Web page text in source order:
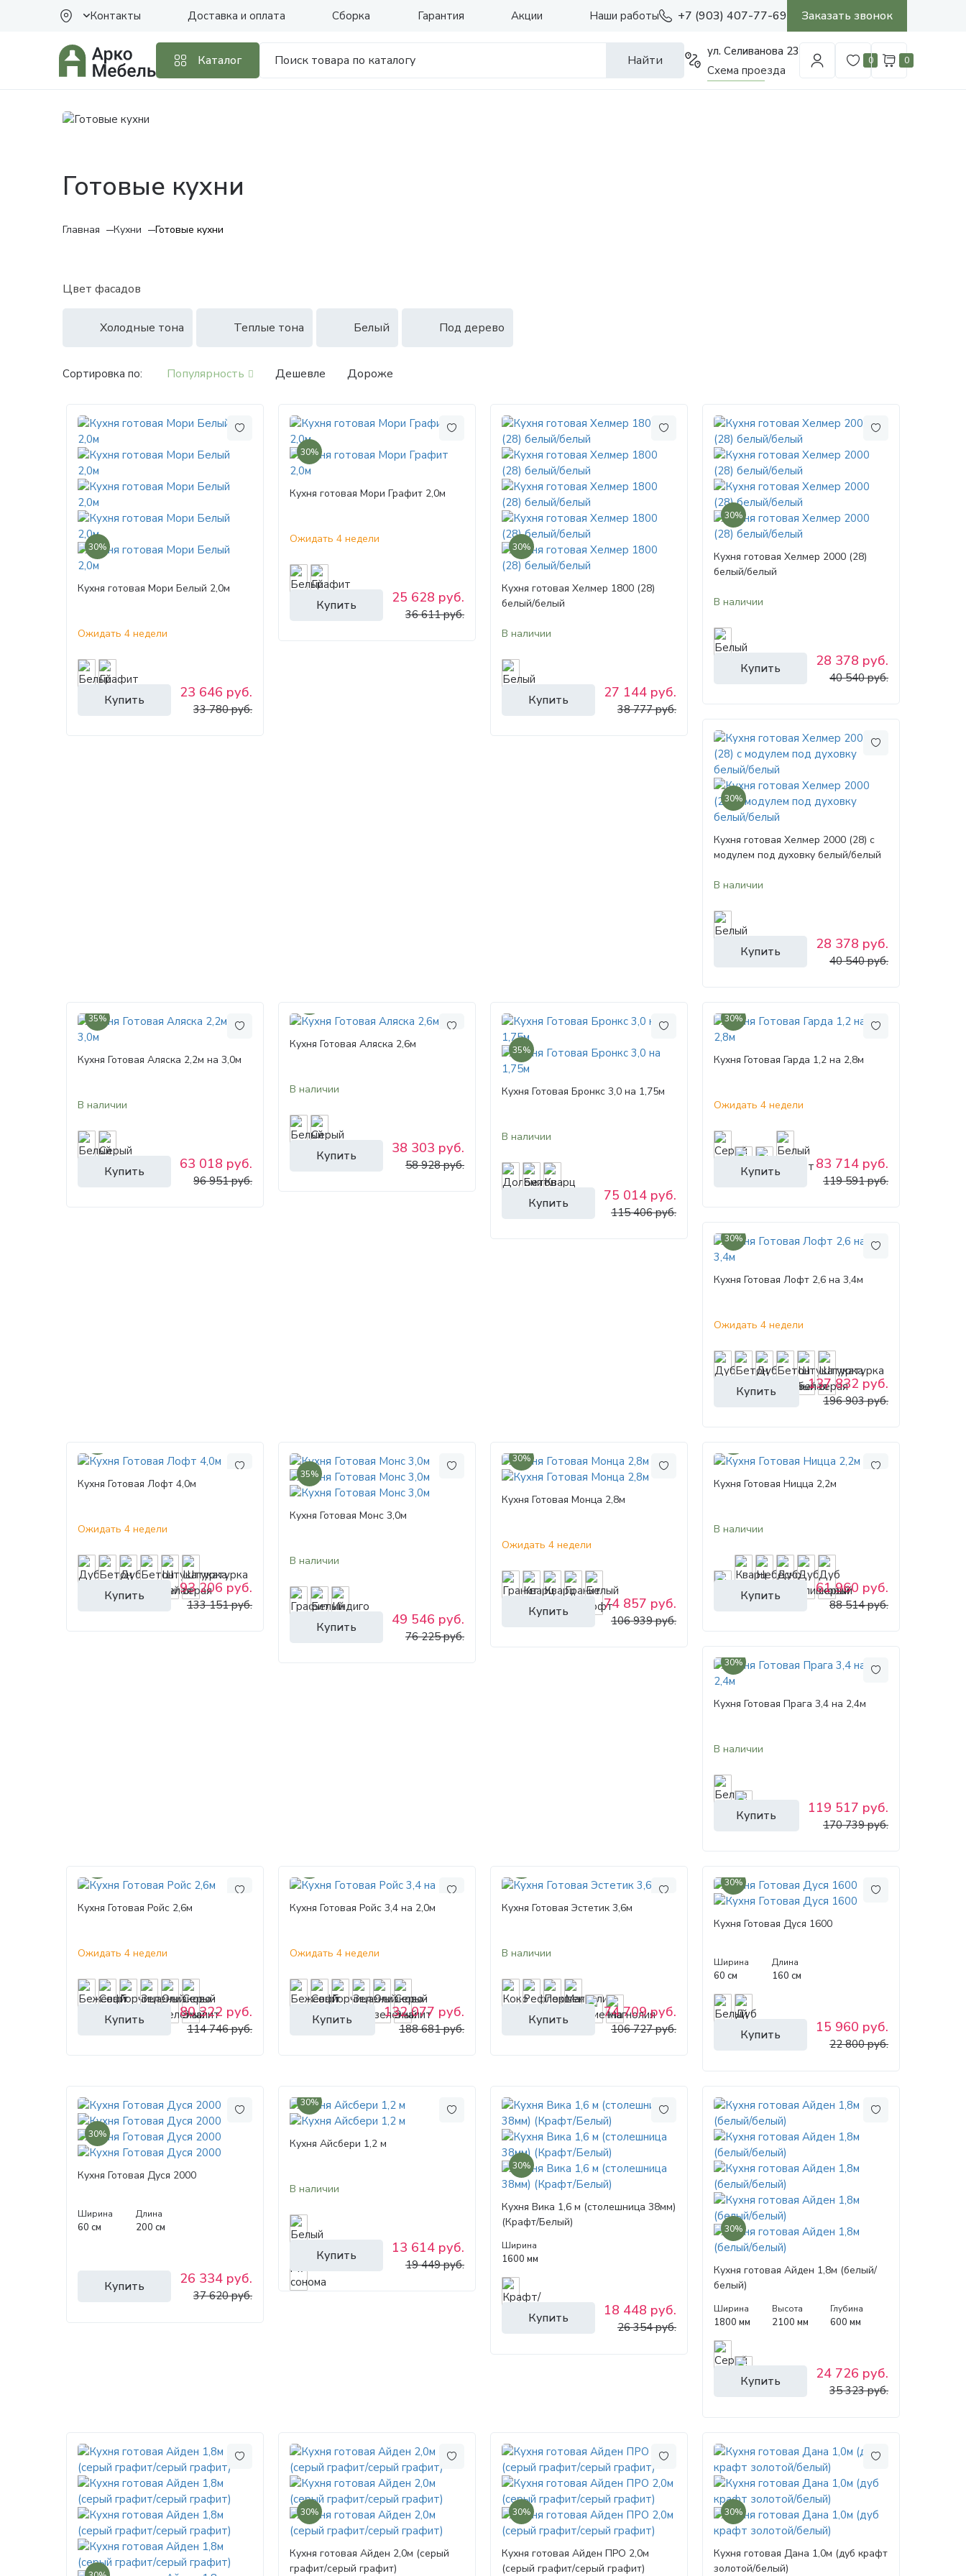
Контакты Доставка и оплата Сборка Гарантия Наши работы
Акции +7 (903) 407-77-69 Заказать звонок
Каталог Найти
ул. Селиванова 23
Схема проезда
0 0
Готовые кухни
Главная Кухни Готовые кухни
Цвет фасадов
Холодные тона Теплые тона Белый Под дерево
Сортировка по: Популярность Дешевле Дороже
30%
Кухня готовая Мори Белый 2,0м
Ожидать 4 недели
Купить 23 646 руб.
33 780 руб.
30%
Кухня готовая Мори Графит 2,0м
Ожидать 4 недели
Купить 25 628 руб.
36 611 руб.
30%
Кухня готовая Хелмер 1800 (28)
белый/белый
В наличии
Купить 27 144 руб.
38 777 руб.
30%
Кухня готовая Хелмер 2000 (28)
белый/белый
В наличии
Купить 28 378 руб.
40 540 руб.
30%
Кухня готовая Хелмер 2000 (28) с
модулем под духовку белый/белый
В наличии
Купить 28 378 руб.
40 540 руб.
35%
Кухня Готовая Аляска 2,2м на 3,0м
В наличии
Купить 63 018 руб.
96 951 руб.
Кухня Готовая Аляска 2,6м
В наличии
Купить 38 303 руб.
58 928 руб.
35%
Кухня Готовая Бронкс 3,0 на 1,75м
В наличии
Купить 75 014 руб.
115 406 руб.
30%
Кухня Готовая Гарда 1,2 на 2,8м
Ожидать 4 недели
Купить 83 714 руб.
119 591 руб.
30%
Кухня Готовая Лофт 2,6 на 3,4м
Ожидать 4 недели
Купить 137 832 руб.
196 903 руб.
Кухня Готовая Лофт 4,0м
Ожидать 4 недели
Купить 93 206 руб.
133 151 руб.
35%
Кухня Готовая Монс 3,0м
В наличии
Купить 49 546 руб.
76 225 руб.
30%
Кухня Готовая Монца 2,8м
Ожидать 4 недели
Купить 74 857 руб.
106 939 руб.
Кухня Готовая Ницца 2,2м
В наличии
Купить 61 960 руб.
88 514 руб.
30%
Кухня Готовая Прага 3,4 на 2,4м
В наличии
Купить 119 517 руб.
170 739 руб.
Кухня Готовая Ройс 2,6м
Ожидать 4 недели
Купить 80 322 руб.
114 746 руб.
Кухня Готовая Ройс 3,4 на 2,0м
Ожидать 4 недели
Купить 132 077 руб.
188 681 руб.
Кухня Готовая Эстетик 3,6м
В наличии
Купить 74 709 руб.
106 727 руб.
30%
Кухня Готовая Дуся 1600
Ширина
60 см
Длина
160 см
Купить 15 960 руб.
22 800 руб.
30%
Кухня Готовая Дуся 2000
Ширина
60 см
Длина
200 см
Купить 26 334 руб.
37 620 руб.
30%
Кухня Айсбери 1,2 м
В наличии
Купить 13 614 руб.
19 449 руб.
30%
Кухня Вика 1,6 м (столешница 38мм)
(Крафт/Белый)
Ширина
1600 мм
Купить 18 448 руб.
26 354 руб.
30%
Кухня готовая Айден 1,8м (белый/
белый)
Ширина
1800 мм
Высота
2100 мм
Глубина
600 мм
Купить 24 726 руб.
35 323 руб.
30%
Кухня готовая Айден 2,0м (серый
графит/серый графит)
30%
Кухня готовая Айден ПРО 2,0м
(серый графит/серый графит)
30%
Кухня готовая Дана 1,0м (дуб крафт
золотой/белый)